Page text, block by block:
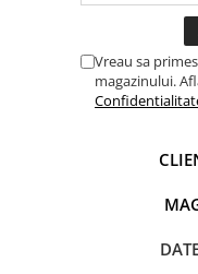
Deflectoare geam
Parasolare Camion –
Reclame Luminoase
Electrice auto,
Vreau sa
magazinului.